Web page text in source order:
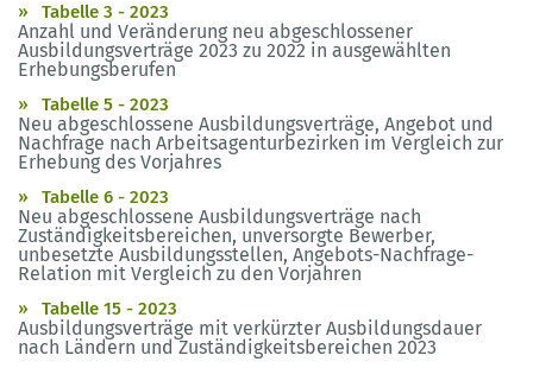
Tabelle 3 - 2023
Anzahl und Veränderung neu abgeschlossener
Ausbildungsverträge 2023 zu 2022 in ausgewählten
Erhebungsberufen
Tabelle 5 - 2023
Neu abgeschlossene Ausbildungsverträge, Angebot und
Nachfrage nach Arbeitsagenturbezirken im Vergleich zur
Erhebung des Vorjahres
Tabelle 6 - 2023
Neu abgeschlossene Ausbildungsverträge nach
Zuständigkeitsbereichen, unversorgte Bewerber,
unbesetzte Ausbildungsstellen, Angebots-Nachfrage-
Relation mit Vergleich zu den Vorjahren
Tabelle 15 - 2023
Ausbildungsverträge mit verkürzter Ausbildungsdauer
nach Ländern und Zuständigkeitsbereichen 2023